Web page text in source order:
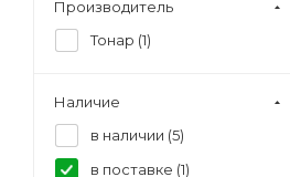
Производитель
Тонар (1)
Наличие
в наличии (5)
в поставке (1)